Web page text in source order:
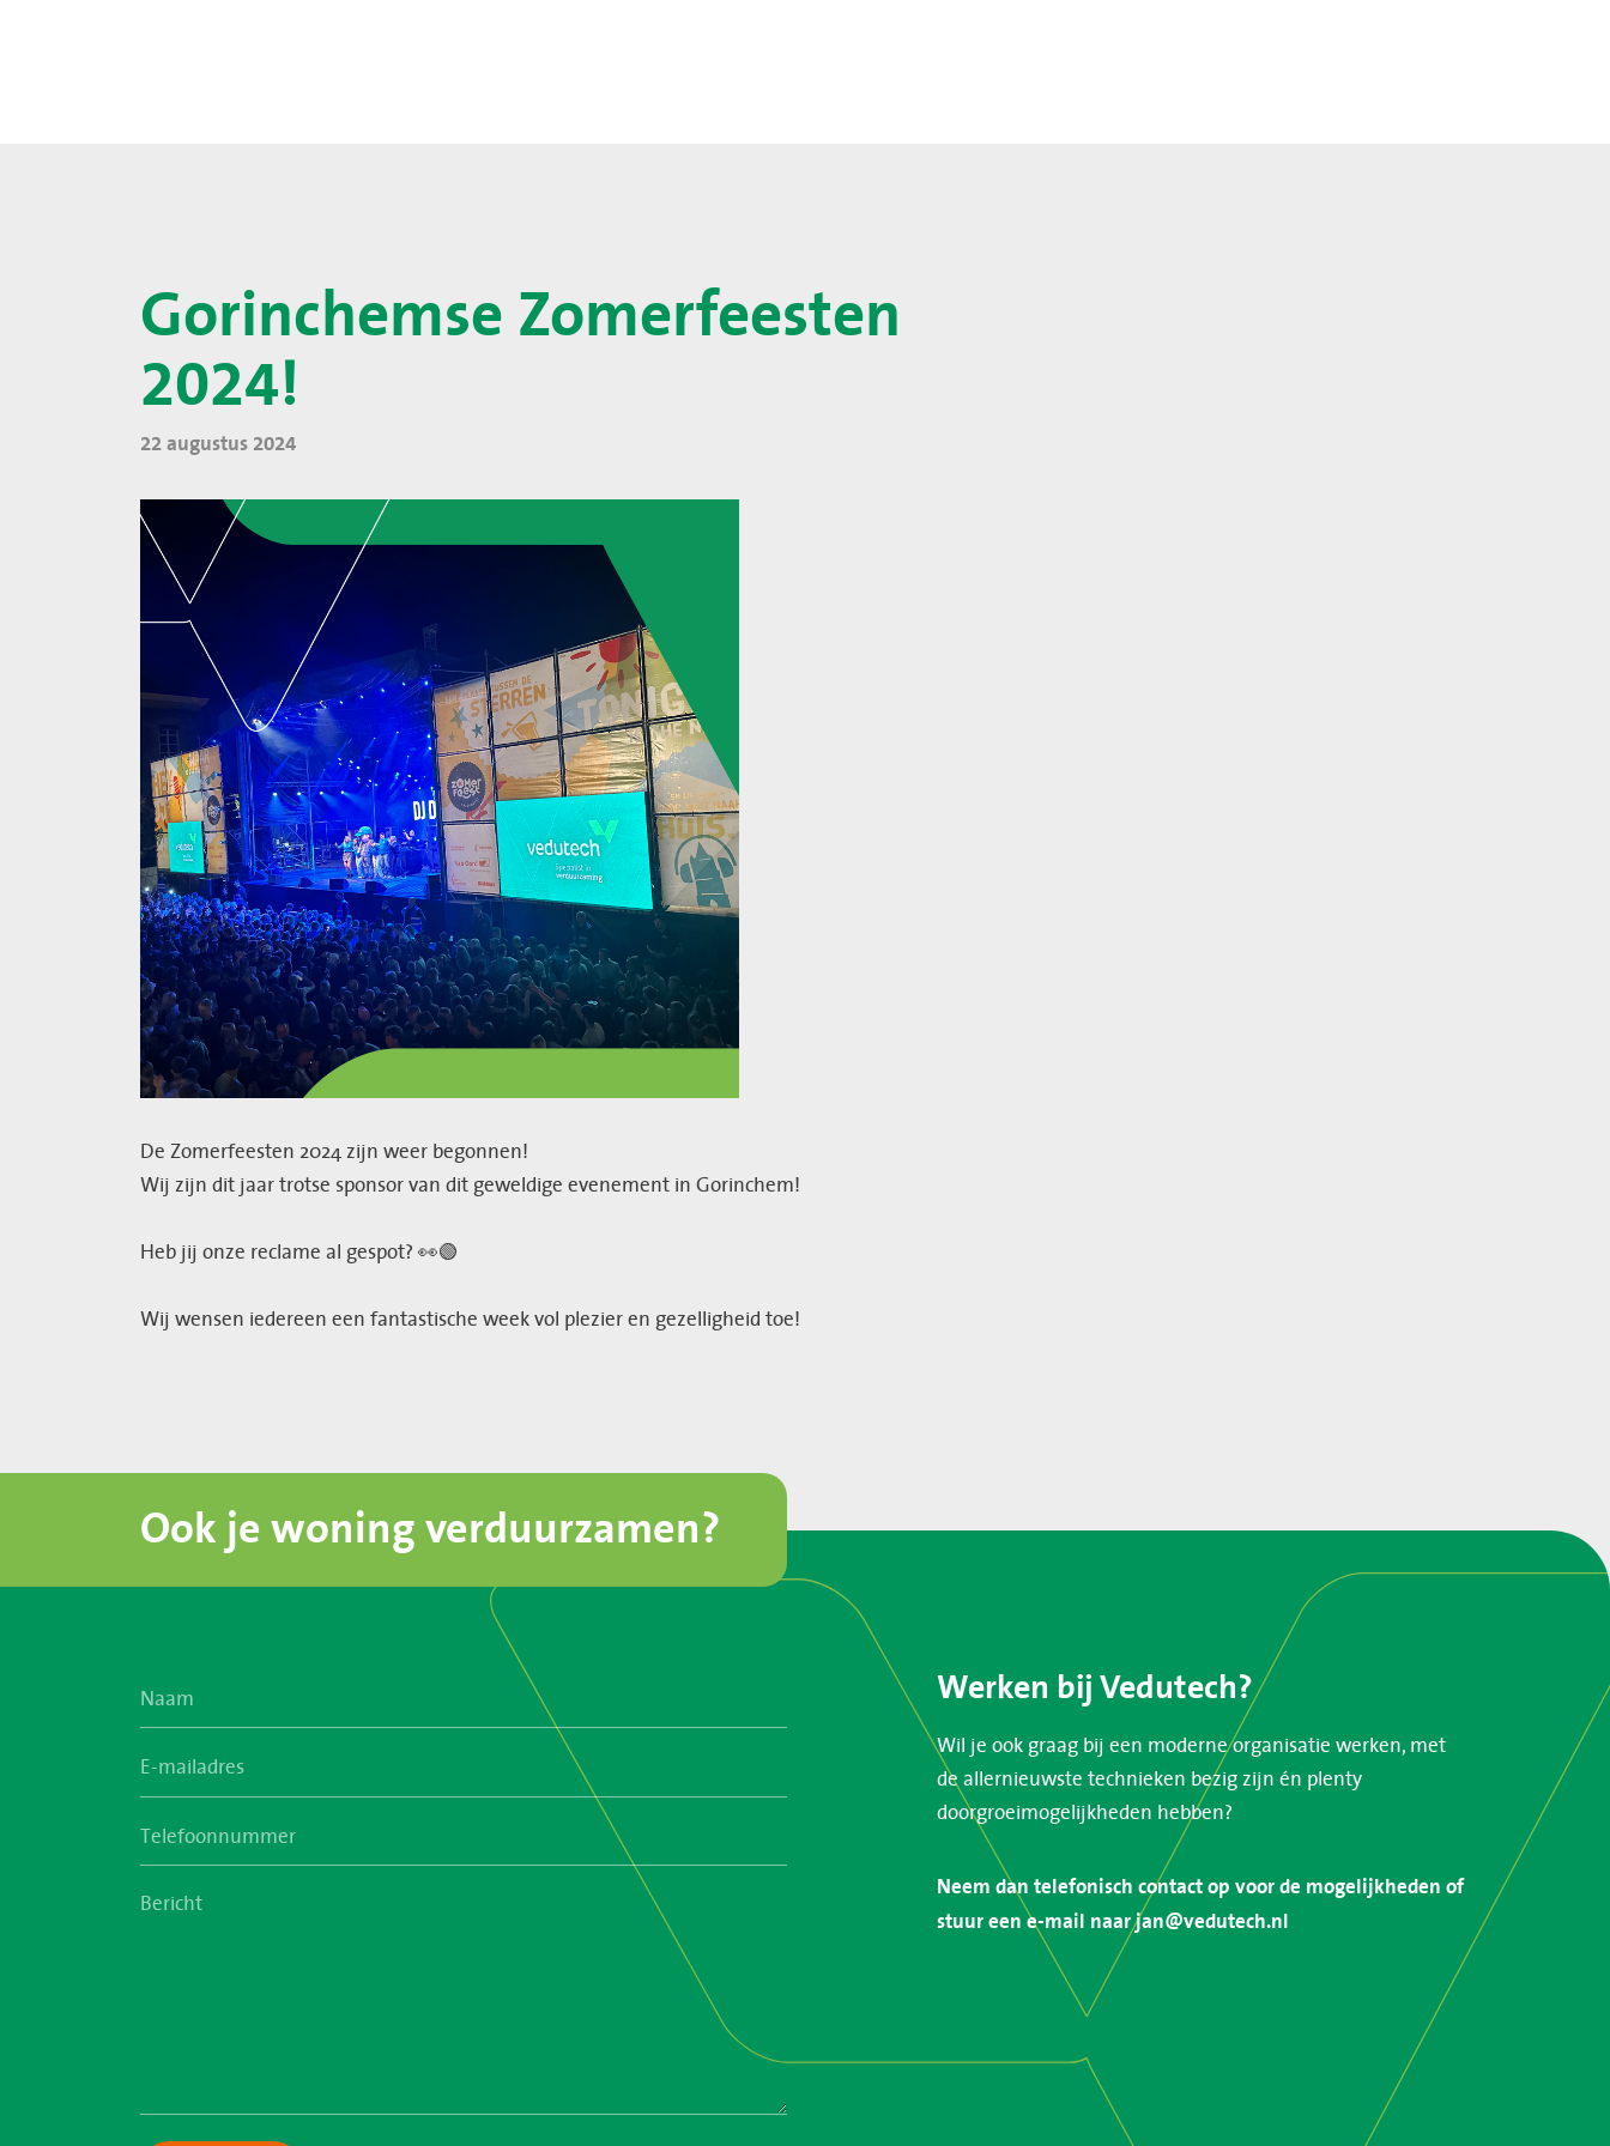
Gorinchemse Zomerfeesten
2024!
22 augustus 2024
De Zomerfeesten 2024 zijn weer begonnen!
Wij zijn dit jaar trotse sponsor van dit geweldige evenement in Gorinchem!
Heb jij onze reclame al gespot? 👀🟢
Wij wensen iedereen een fantastische week vol plezier en gezelligheid toe!
Ook je woning verduurzamen?
Werken bij Vedutech?
Wil je ook graag bij een moderne organisatie werken, met
de allernieuwste technieken bezig zijn én plenty
doorgroeimogelijkheden hebben?
Neem dan telefonisch contact op voor de mogelijkheden of
stuur een e-mail naarjan@vedutech.nl